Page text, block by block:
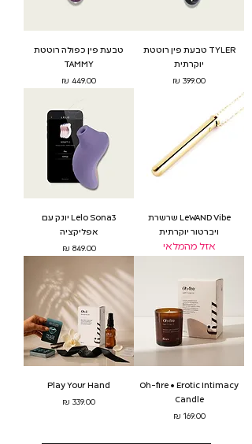
TYLER טבעת פין רוטטת
יוקרתית
מחיר
טבעת פין כפולה רוטטת
TAMMY
מחיר
LeWAND Vibe שרשרת
ויברטור יוקרתית
אזל מהמלאי
Lelo Sona3 יונק עם
אפליקציה
מחיר‏849.00 ‏₪
Oh-fire • Erotic Intimacy
Candle
מחיר‏169.00 ‏₪
Play Your Hand
מחיר